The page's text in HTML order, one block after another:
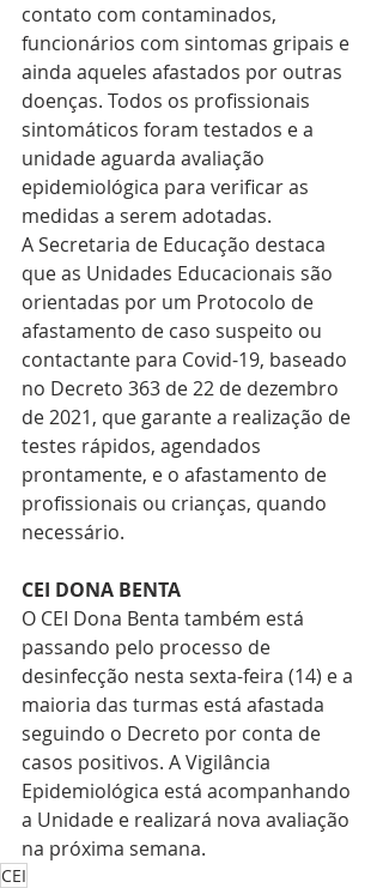
contato com contaminados,
funcionários com sintomas gripais e
ainda aqueles afastados por outras
doenças. Todos os profissionais
sintomáticos foram testados e a
unidade aguarda avaliação
epidemiológica para verificar as
medidas a serem adotadas.
A Secretaria de Educação destaca
que as Unidades Educacionais são
orientadas por um Protocolo de
afastamento de caso suspeito ou
contactante para Covid-19, baseado
no Decreto 363 de 22 de dezembro
de 2021, que garante a realização de
testes rápidos, agendados
prontamente, e o afastamento de
profissionais ou crianças, quando
necessário.
CEI DONA BENTA
O CEI Dona Benta também está
passando pelo processo de
desinfecção nesta sexta-feira (14) e a
maioria das turmas está afastada
seguindo o Decreto por conta de
casos positivos. A Vigilância
Epidemiológica está acompanhando
a Unidade e realizará nova avaliação
na próxima semana.
CEI